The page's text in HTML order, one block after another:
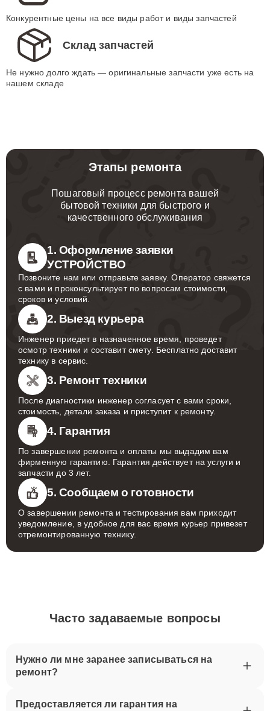
Конкурентные цены на все виды работ и виды запчастей
Склад запчастей
Не нужно долго ждать — оригинальные запчасти уже есть на
нашем складе
Этапы ремонта
Пошаговый процесс ремонта вашей
бытовой техники для быстрого и
качественного обслуживания
1. Оформление заявки
УСТРОЙСТВО
Позвоните нам или отправьте заявку. Оператор свяжется
с вами и проконсультирует по вопросам стоимости,
сроков и условий.
2. Выезд курьера
Инженер приедет в назначенное время, проведет
осмотр техники и составит смету. Бесплатно доставит
технику в сервис.
3. Ремонт техники
После диагностики инженер согласует с вами сроки,
стоимость, детали заказа и приступит к ремонту.
4. Гарантия
По завершении ремонта и оплаты мы выдадим вам
фирменную гарантию. Гарантия действует на услуги и
запчасти до 3 лет.
5. Сообщаем о готовности
О завершении ремонта и тестирования вам приходит
уведомление, в удобное для вас время курьер привезет
отремонтированную технику.
Часто задаваемые вопросы
Нужно ли мне заранее записываться на
ремонт?
Предоставляется ли гарантия на